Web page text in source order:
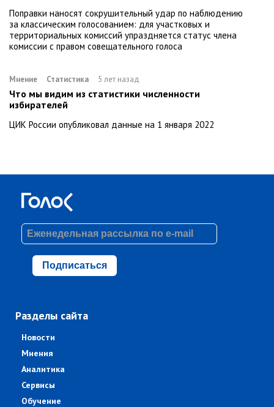
Поправки наносят сокрушительный удар по наблюдению
за классическим голосованием: для участковых и
территориальных комиссий упраздняется статус члена
комиссии с правом совещательного голоса
Мнение Статистика 5 лет назад
Что мы видим из статистики численности
избирателей
ЦИК России опубликовал данные на 1 января 2022
Подписаться
Разделы сайта
Новости
Мнения
Аналитика
Сервисы
Обучение